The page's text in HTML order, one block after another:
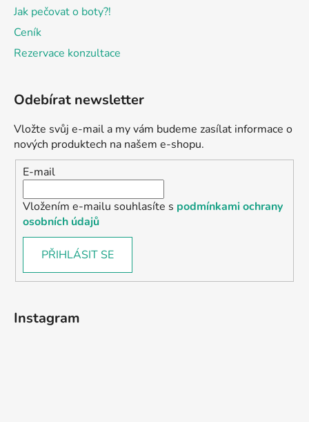
Jak pečovat o boty?!
Ceník
Rezervace konzultace
Odebírat newsletter
Vložte svůj e-mail a my vám budeme zasílat informace o
nových produktech na našem e-shopu.
E-mail
Vložením e-mailu souhlasíte s podmínkami ochrany
osobních údajů
PŘIHLÁSIT SE
Instagram